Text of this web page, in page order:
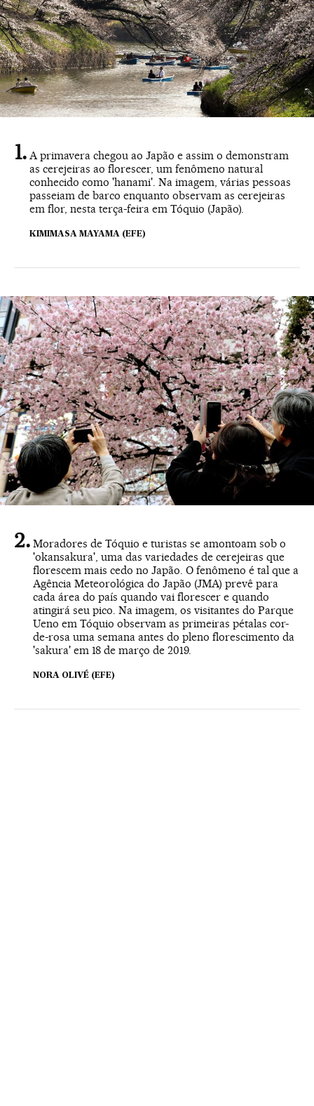
A primavera chegou ao Japão e assim o demonstram
as cerejeiras ao florescer, um fenômeno natural
conhecido como 'hanami'. Na imagem, várias pessoas
passeiam de barco enquanto observam as cerejeiras
em flor, nesta terça-feira em Tóquio (Japão).
KIMIMASA MAYAMA (EFE)
Moradores de Tóquio e turistas se amontoam sob o
'okansakura', uma das variedades de cerejeiras que
florescem mais cedo no Japão. O fenômeno é tal que a
Agência Meteorológica do Japão (JMA) prevê para
cada área do país quando vai florescer e quando
atingirá seu pico. Na imagem, os visitantes do Parque
Ueno em Tóquio observam as primeiras pétalas cor-
de-rosa uma semana antes do pleno florescimento da
'sakura' em 18 de março de 2019.
NORA OLIVÉ (EFE)